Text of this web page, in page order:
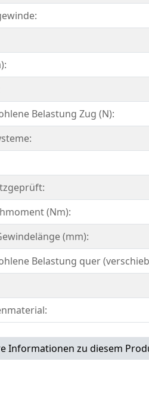
Belastung Zug (N):
(Nm):
(mm):
Belastung quer
Informationen zu diesem